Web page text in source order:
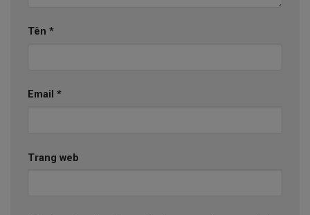
Tên *
Email *
Trang web